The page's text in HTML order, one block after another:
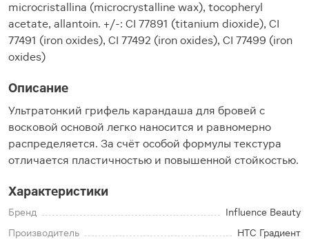
microcristallina (microcrystalline wax), tocopheryl
acetate, allantoin. +/-: CI 77891 (titanium dioxide), CI
77491 (iron oxides), CI 77492 (iron oxides), CI 77499 (iron
oxides)
Описание
Ультратонкий грифель карандаша для бровей с
восковой основой легко наносится и равномерно
распределяется. За счёт особой формулы текстура
отличается пластичностью и повышенной стойкостью.
Характеристики
Бренд
Influence Beauty
Производитель
НТС Градиент